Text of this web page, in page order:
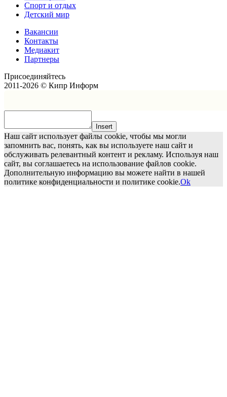
Спорт и отдых
Детский мир
Вакансии
Контакты
Медиакит
Партнеры
Присоединяйтесь
2011-2026 © Кипр Информ
Insert
Наш сайт использует файлы cookie, чтобы мы могли
запомнить вас, понять, как вы используете наш сайт и
обслуживать релевантный контент и рекламу. Используя наш
сайт, вы соглашаетесь на использование файлов cookie.
Дополнительную информацию вы можете найти в нашей
политике конфиденциальности и политике cookie.Ok